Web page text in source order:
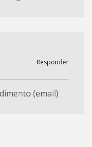
Responder
(email)